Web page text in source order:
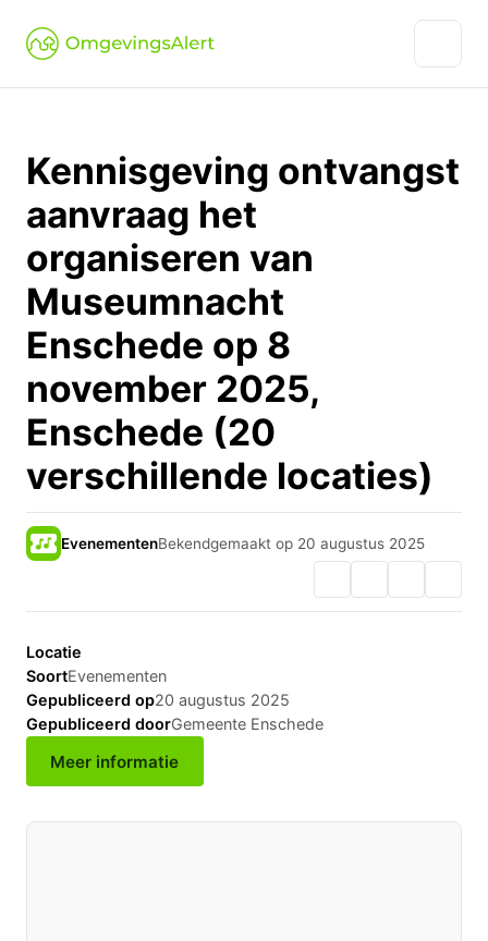
Kennisgeving ontvangst
aanvraag het
organiseren van
Museumnacht
Enschede op 8
november 2025,
Enschede (20
verschillende locaties)
EvenementenBekendgemaakt op 20 augustus 2025
Locatie
SoortEvenementen
Gepubliceerd op20 augustus 2025
Gepubliceerd doorGemeente Enschede
Meer informatie